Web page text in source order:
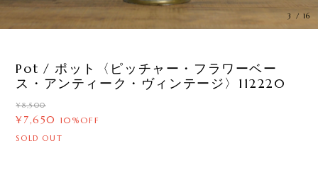
3 / 16
Pot / ポット〈ピッチャー・フラワーベー
ス・アンティーク・ヴィンテージ〉112220
¥8,500
¥7,650 10%OFF
SOLD OUT